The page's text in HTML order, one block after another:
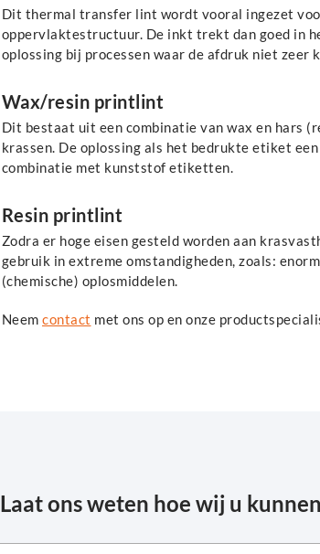
Dit thermal transfer lint wordt vooral ingezet
oppervlaktestructuur. De inkt trekt dan goed in
oplossing bij processen waar de afdruk niet zeer
Wax/resin printlint
Dit bestaat uit een combinatie van wax en hars
krassen. De oplossing als het bedrukte etiket
combinatie met kunststof etiketten.
Resin printlint
Zodra er hoge eisen gesteld worden aan
gebruik in extreme omstandigheden, zoals:
(chemische) oplosmiddelen.
Neem contact met ons op en onze
Laat ons weten hoe wij u